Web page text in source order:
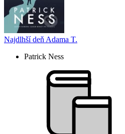
Najdlhší deň Adama T.
Patrick Ness